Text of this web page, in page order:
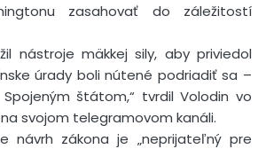
zasahovať do záležitostí
nástroje mäkkej sily, aby priviedol
úrady boli nútené podriadiť sa –
štátom,“ tvrdil Volodin vo
svojom telegramovom kanáli.
návrh zákona je „neprijateľný pre